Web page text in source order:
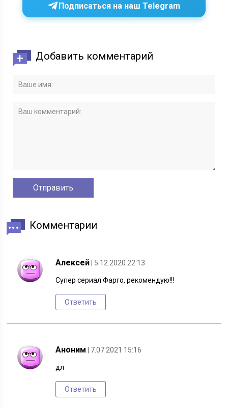
Подписаться на наш Telegram
Добавить комментарий
Комментарии
Алексей | 5.12.2020 22:13
Супер сериал Фарго, рекомендую!!!
Ответить
Аноним | 7.07.2021 15:16
дл
Ответить